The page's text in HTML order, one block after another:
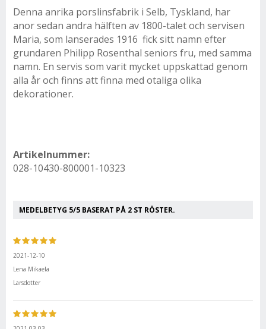
Denna anrika porslinsfabrik i Selb, Tyskland, har
anor sedan andra hälften av 1800-talet och servisen
Maria, som lanserades 1916 fick sitt namn efter
grundaren Philipp Rosenthal seniors fru, med samma
namn. En servis som varit mycket uppskattad genom
alla år och finns att finna med otaliga olika
dekorationer.
Artikelnummer:
028-10430-800001-10323
MEDELBETYG 5/5 BASERAT PÅ 2 ST RÖSTER.
2021-12-10
Lena Mikaela
Larsdotter